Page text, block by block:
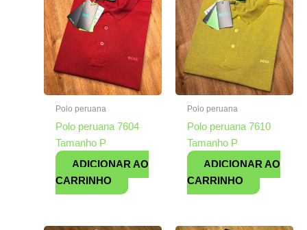
Polo peruana
Polo peruana 7604
Tamanho P
ADICIONAR AO
CARRINHO
Polo peruana
Polo peruana 7610
Tamanho P
ADICIONAR AO
CARRINHO